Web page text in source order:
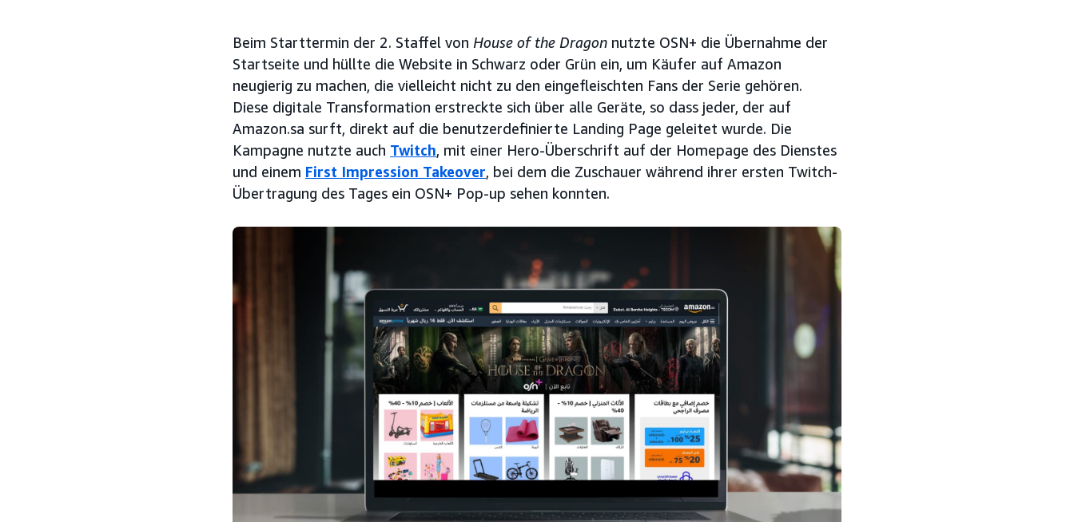
Beim Starttermin der 2. Staffel von House of the Dragon nutzte OSN+ die Übernahme der
Startseite und hüllte die Website in Schwarz oder Grün ein, um Käufer auf Amazon
neugierig zu machen, die vielleicht nicht zu den eingefleischten Fans der Serie gehören.
Diese digitale Transformation erstreckte sich über alle Geräte, so dass jeder, der auf
Amazon.sa surft, direkt auf die benutzerdefinierte Landing Page geleitet wurde. Die
Kampagne nutzte auch Twitch, mit einer Hero-Überschrift auf der Homepage des Dienstes
und einem First Impression Takeover, bei dem die Zuschauer während ihrer ersten Twitch-
Übertragung des Tages ein OSN+ Pop-up sehen konnten.